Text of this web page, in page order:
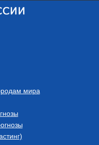
мира